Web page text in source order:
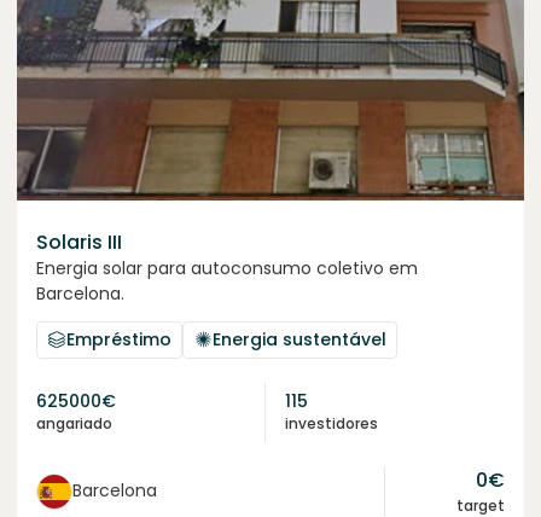
Solaris III
Energia solar para autoconsumo coletivo em
Barcelona.
Empréstimo
Energia sustentável
625000€
angariado
115
investidores
Barcelona 0€
target